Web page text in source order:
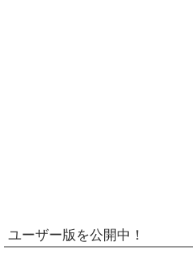
ユーザー版を公開中！